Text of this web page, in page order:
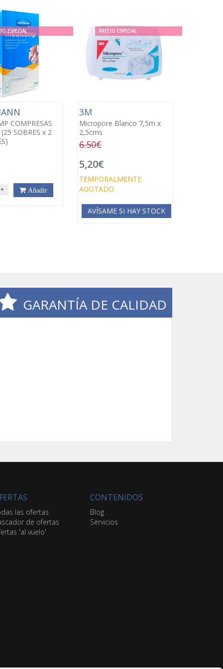
ESPECIAL
COMPRESAS
SOBRES x 2
+ Añadir
PRECIO ESPECIAL
3M
Micropore Blanco 7,5m x
2,5cms
6.50€
5,20€
TEMPORALMENTE
AGOTADO
AVÍSAME SI HAY STOCK
GARANTÍA DE CALIDAD
las ofertas
de ofertas
'al vuelo'
CONTENIDOS
Blog
Servicios